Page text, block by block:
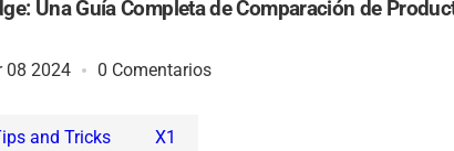
Una Guía Completa de Comparación de
08 2024 0 Comentarios
Tips and Tricks X1